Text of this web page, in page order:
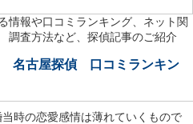
報や口コミランキング、ネット関
査方法など、探偵記事のご紹介
名古屋探偵 口コミランキン
時の恋愛感情は薄れていくもので